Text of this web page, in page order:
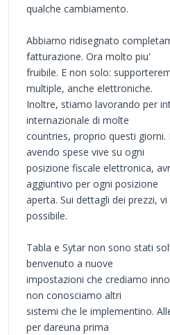
qualche cambiamento.
Abbiamo ridisegnato
fatturazione. Ora molto piu'
fruibile. E non solo:
multiple, anche elettroniche.
Inoltre, stiamo lavorando per
internazionale di molte
countries, proprio questi giorni.
avendo spese vive su ogni
posizione fiscale elettronica,
aggiuntivo per ogni posizione
aperta. Sui dettagli dei prezzi,
possibile.
Tabla e Sytar non sono stati
benvenuto a nuove
impostazioni che crediamo
non conosciamo altri
sistemi che le implementino.
per dareuna prima